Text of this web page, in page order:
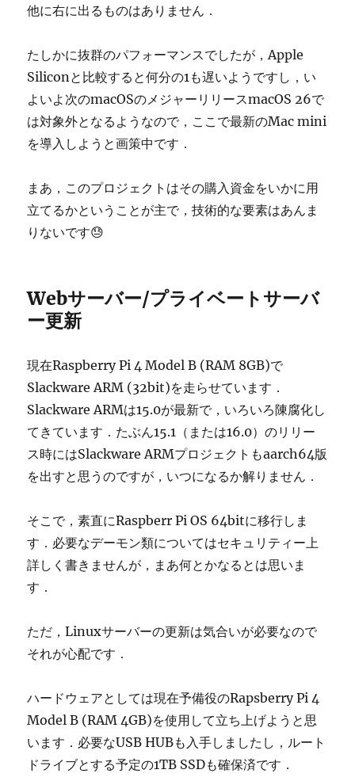
他に右に出るものはありません．
たしかに抜群のパフォーマンスでしたが，Apple
Siliconと比較すると何分の1も遅いようですし，い
よいよ次のmacOSのメジャーリリースmacOS 26で
は対象外となるようなので，ここで最新のMac mini
を導入しようと画策中です．
まあ，このプロジェクトはその購入資金をいかに用
立てるかということが主で，技術的な要素はあんま
りないです😓
Webサーバー/プライベートサーバ
ー更新
現在Raspberry Pi 4 Model B (RAM 8GB)で
Slackware ARM (32bit)を走らせています．
Slackware ARMは15.0が最新で，いろいろ陳腐化し
てきています．たぶん15.1（または16.0）のリリー
ス時にはSlackware ARMプロジェクトもaarch64版
を出すと思うのですが，いつになるか解りません．
そこで，素直にRaspberr Pi OS 64bitに移行しま
す．必要なデーモン類についてはセキュリティー上
詳しく書きませんが，まあ何とかなるとは思いま
す．
ただ，Linuxサーバーの更新は気合いが必要なので
それが心配です．
ハードウェアとしては現在予備役のRapsberry Pi 4
Model B (RAM 4GB)を使用して立ち上げようと思
います．必要なUSB HUBも入手しましたし，ルート
ドライブとする予定の1TB SSDも確保済です．